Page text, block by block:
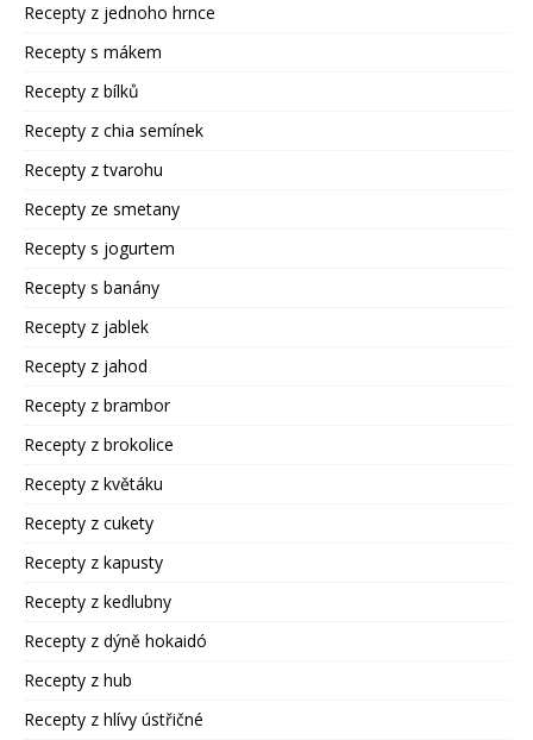
Recepty z jednoho hrnce
Recepty s mákem
Recepty z bílků
Recepty z chia semínek
Recepty z tvarohu
Recepty ze smetany
Recepty s jogurtem
Recepty s banány
Recepty z jablek
Recepty z jahod
Recepty z brambor
Recepty z brokolice
Recepty z květáku
Recepty z cukety
Recepty z kapusty
Recepty z kedlubny
Recepty z dýně hokaidó
Recepty z hub
Recepty z hlívy ústřičné